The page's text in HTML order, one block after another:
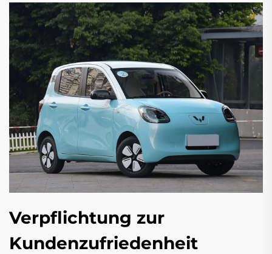
Verpflichtung zur
Kundenzufriedenheit